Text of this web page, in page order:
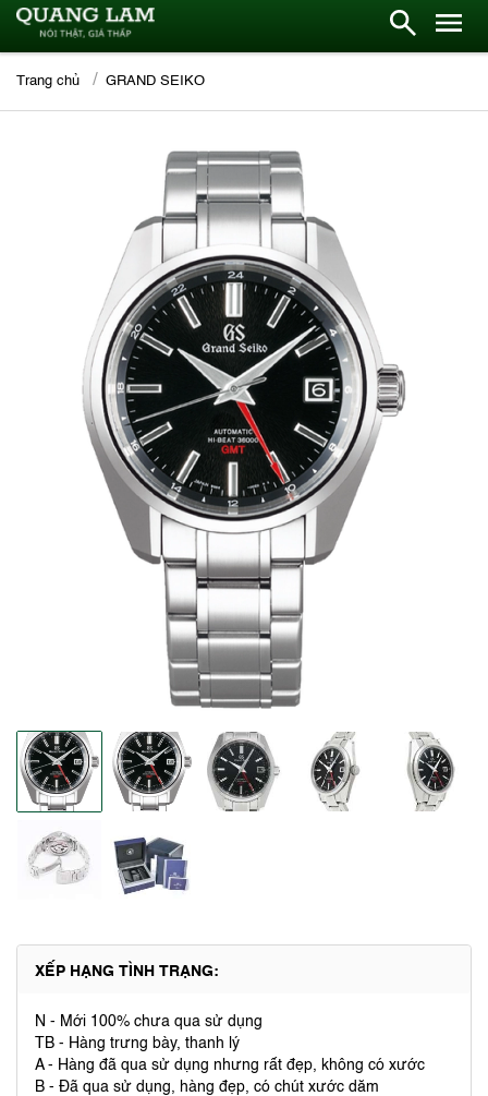
Trang chủ GRAND SEIKO
XẾP HẠNG TÌNH TRẠNG:
N - Mới 100% chưa qua sử dụng
TB - Hàng trưng bày, thanh lý
A - Hàng đã qua sử dụng nhưng rất đẹp, không có xước
B - Đã qua sử dụng, hàng đẹp, có chút xước dăm